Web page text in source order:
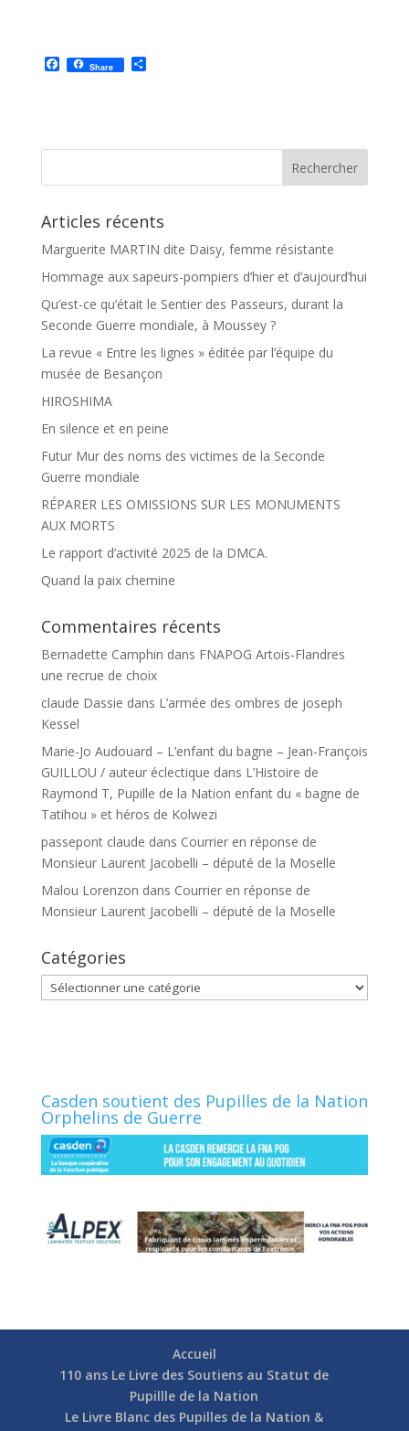
F
a
o
Share P
a
e
Articles récents
Marguerite MARTIN dite Daisy, femme résistante
Hommage aux sapeurs-pompiers d’hier et d’aujourd’hui
Qu’est-ce qu’était le Sentier des Passeurs, durant la
Seconde Guerre mondiale, à Moussey ?
La revue « Entre les lignes » éditée par l’équipe du
musée de Besançon
HIROSHIMA
En silence et en peine
Futur Mur des noms des victimes de la Seconde
Guerre mondiale
RÉPARER LES OMISSIONS SUR LES MONUMENTS
AUX MORTS
Le rapport d’activité 2025 de la DMCA.
Quand la paix chemine
Commentaires récents
Bernadette Camphin dans FNAPOG Artois-Flandres
une recrue de choix
claude Dassie dans L’armée des ombres de joseph
Kessel
Marie-Jo Audouard – L’enfant du bagne – Jean-François
GUILLOU / auteur éclectique dans L’Histoire de
Raymond T, Pupille de la Nation enfant du « bagne de
Tatihou » et héros de Kolwezi
passepont claude dans Courrier en réponse de
Monsieur Laurent Jacobelli – député de la Moselle
Malou Lorenzon dans Courrier en réponse de
Monsieur Laurent Jacobelli – député de la Moselle
Catégories
Catégories
Casden soutient des Pupilles de la Nation
Orphelins de Guerre
Accueil
110 ans Le Livre des Soutiens au Statut de
Pupillle de la Nation
Le Livre Blanc des Pupilles de la Nation &